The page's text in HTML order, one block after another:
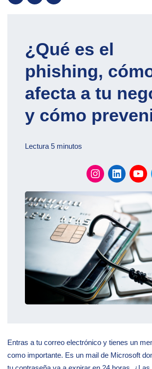
¿Qué es el
phishing,
afecta a tu
y cómo
Lectura 5 minutos
Entras a tu correo electrónico y tienes un
como importante. Es un mail de Microsoft